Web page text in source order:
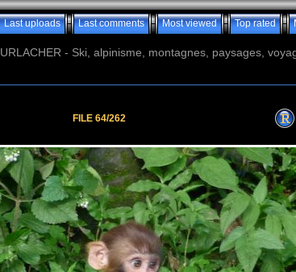
Last uploads Last comments Most viewed Top rated
- Ski, alpinisme, montagnes, paysages,
FILE 64/262